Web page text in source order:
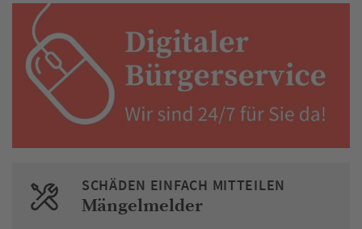
SCHÄDEN EINFACH MITTEILEN
Mängelmelder